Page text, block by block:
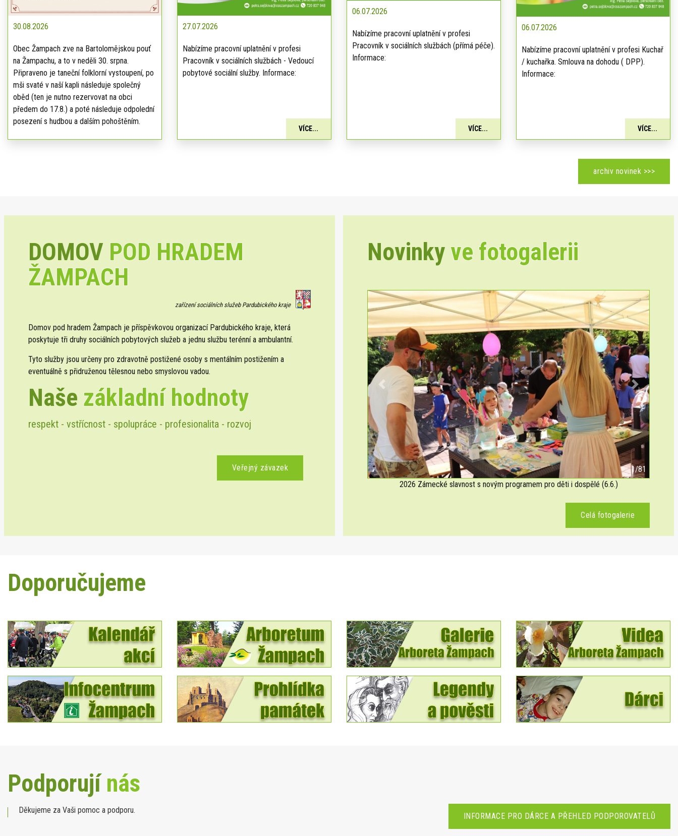
30.08.2026
Obec Žampach zve na Bartolomějskou pouť
na Žampachu, a to v neděli 30. srpna.
Připraveno je taneční folklorní vystoupení, po
mši svaté v naší kapli následuje společný
oběd (ten je nutno rezervovat na obci
předem do 17.8.) a poté následuje odpolední
posezení s hudbou a dalším pohoštěním.
27.07.2026
Nabízíme pracovní uplatnění v profesi
Pracovník v sociálních službách - Vedoucí
pobytové sociální služby. Informace:
VÍCE...
06.07.2026
Nabízíme pracovní uplatnění v profesi
Pracovník v sociálních službách (přímá péče).
Informace:
VÍCE...
06.07.2026
Nabízíme pracovní uplatnění v profesi Kuchař
/ kuchařka. Smlouva na dohodu ( DPP).
Informace:
VÍCE...
archiv novinek >>>
DOMOV POD HRADEM
ŽAMPACH
zařízení sociálních služeb Pardubického kraje
Domov pod hradem Žampach je příspěvkovou organizací Pardubického kraje, která
poskytuje tři druhy sociálních pobytových služeb a jednu službu terénní a ambulantní.
Tyto služby jsou určeny pro zdravotně postižené osoby s mentálním postižením a
eventuálně s přidruženou tělesnou nebo smyslovou vadou.
Naše základní hodnoty
respekt - vstřícnost - spolupráce - profesionalita - rozvoj
Veřejný závazek
Novinkyve fotogalerii
2/81
Previous Next
2026 Zámecké slavnost s novým programem pro děti i dospělé (6.6.)
Celá fotogalerie
Doporučujeme
Podporujínás
Děkujeme za Vaši pomoc a podporu.
INFORMACE PRO DÁRCE A PŘEHLED PODPOROVATELŮ